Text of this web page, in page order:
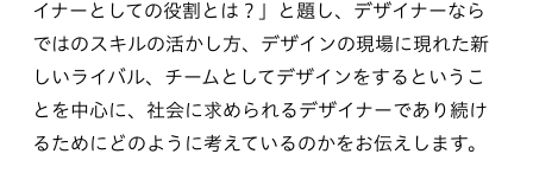
イナーとしての役割とは？」と題し、デザイナーなら
ではのスキルの活かし方、デザインの現場に現れた新
しいライバル、チームとしてデザインをするというこ
とを中心に、社会に求められるデザイナーであり続け
るためにどのように考えているのかをお伝えします。